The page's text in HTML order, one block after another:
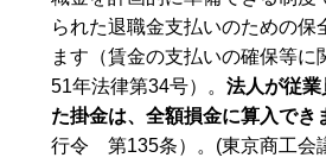
られた退職金支払いのための保
ます（賃金の支払いの確保等
51年法律第34号）。 法人が従業
た掛金は、全額損金に算入でき
行令 第135条）。(東京商工会